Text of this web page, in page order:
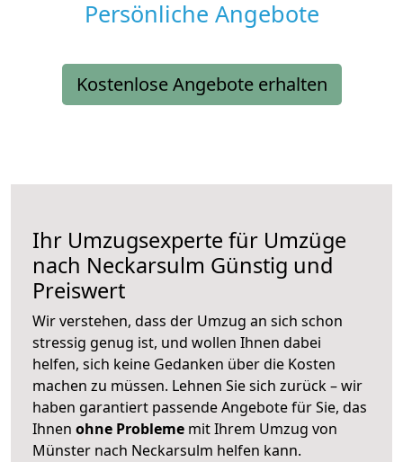
Persönliche Angebote
Kostenlose Angebote erhalten
Ihr Umzugsexperte für Umzüge
nach Neckarsulm Günstig und
Preiswert
Wir verstehen, dass der Umzug an sich schon
stressig genug ist, und wollen Ihnen dabei
helfen, sich keine Gedanken über die Kosten
machen zu müssen. Lehnen Sie sich zurück – wir
haben garantiert passende Angebote für Sie, das
Ihnen ohne Probleme mit Ihrem Umzug von
Münster nach Neckarsulm helfen kann.